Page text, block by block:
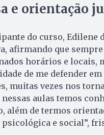
e orientação
do curso, Edilene
afirmando que
horários e locais,
de me defender
muitas vezes nos
nessas aulas temos
além de termos
e social”,